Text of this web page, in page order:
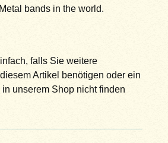
bands in the world.
falls Sie weitere
Artikel benötigen oder ein
unserem Shop nicht finden